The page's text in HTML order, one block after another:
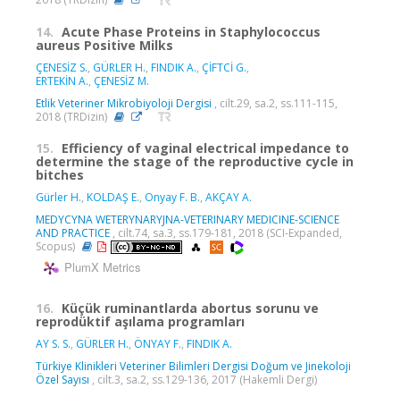
14. Acute Phase Proteins in Staphylococcus
aureus Positive Milks
ÇENESİZ S., GÜRLER H., FINDIK A., ÇİFTCİ G.,
ERTEKİN A., ÇENESİZ M.
Etlik Veteriner Mikrobiyoloji Dergisi , cilt.29, sa.2, ss.111-115,
2018 (TRDizin)
15. Efficiency of vaginal electrical impedance to
determine the stage of the reproductive cycle in
bitches
Gürler H., KOLDAŞ E., Onyay F. B., AKÇAY A.
MEDYCYNA WETERYNARYJNA-VETERINARY MEDICINE-SCIENCE
AND PRACTICE , cilt.74, sa.3, ss.179-181, 2018 (SCI-Expanded,
Scopus)
PlumX Metrics
16. Küçük ruminantlarda abortus sorunu ve
reprodüktif aşılama programları
AY S. S., GÜRLER H., ÖNYAY F., FINDIK A.
Türkiye Klinikleri Veteriner Bilimleri Dergisi Doğum ve Jinekoloji
Özel Sayısı , cilt.3, sa.2, ss.129-136, 2017 (Hakemli Dergi)